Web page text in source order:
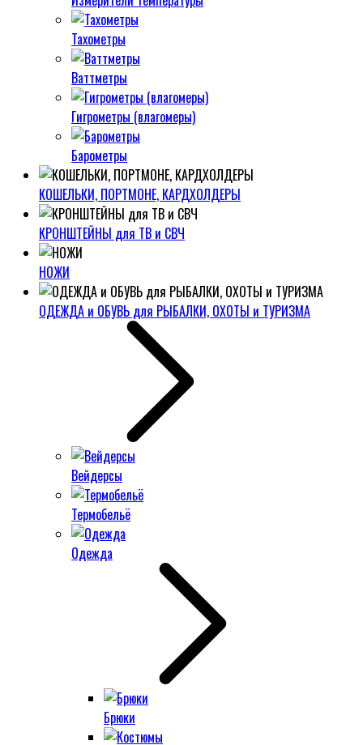
Тахометры
Ваттметры
Гигрометры (влагомеры)
Барометры
КОШЕЛЬКИ, ПОРТМОНЕ, КАРДХОЛДЕРЫ
КРОНШТЕЙНЫ для ТВ и СВЧ
НОЖИ
ОДЕЖДА и ОБУВЬ для РЫБАЛКИ, ОХОТЫ и ТУРИЗМА
Вейдерсы
Термобельё
Одежда
Брюки